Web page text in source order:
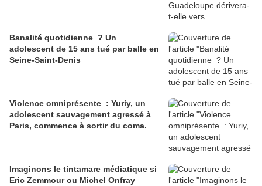
Banalité quotidienne ? Un
adolescent de 15 ans tué par balle en
Seine-Saint-Denis
Violence omniprésente : Yuriy, un
adolescent sauvagement agressé à
Paris, commence à sortir du coma.
Imaginons le tintamare médiatique si
Eric Zemmour ou Michel Onfray